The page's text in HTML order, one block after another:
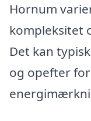
Hornum
kompleksitet
Det kan
og opefter